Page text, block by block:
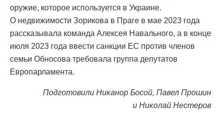
оружие, которое используется в Украине.
О недвижимости Зорикова в Праге в мае 2023 года
рассказывала команда Алексея Навального, а в конце
июля 2023 года ввести санкции ЕС против членов
семьи Обносова требовала группа депутатов
Европарламента.
Подготовили Никанор Босой, Павел Прошин
и Николай Нестеров